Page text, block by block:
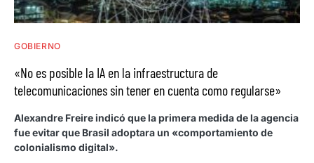
GOBIERNO
«No es posible la IA en la infraestructura de
telecomunicaciones sin tener en cuenta como regularse»
Alexandre Freire indicó que la primera medida de la agencia
fue evitar que Brasil adoptara un «comportamiento de
colonialismo digital».